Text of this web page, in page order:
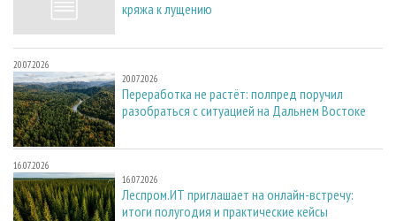
кряжа к лущению
20.07.2026
20.07.2026
Переработка не растёт: полпред поручил
разобраться с ситуацией на Дальнем Востоке
16.07.2026
16.07.2026
Леспром.ИТ приглашает на онлайн-встречу:
итоги полугодия и практические кейсы